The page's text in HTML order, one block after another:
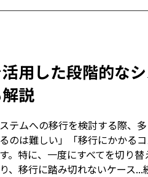
用した段階的な
説
テムへの移行を検討する際、
のは難しい」「移行にかかる
。特に、一度にすべてを切り
、移行に踏み切れないケース...